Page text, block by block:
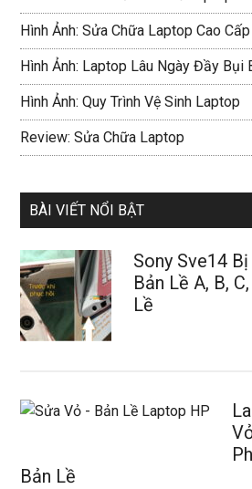
Hình Ảnh: Sửa Chữa Laptop Cao Cấp
Hình Ảnh: Laptop Lâu Ngày Đầy Bụi
Hình Ảnh: Quy Trình Vệ Sinh Laptop
Review: Sửa Chữa Laptop
BÀI VIẾT NỔI BẬT
Sony Sve14
Bản Lề A, B,
Lề
Bản Lề